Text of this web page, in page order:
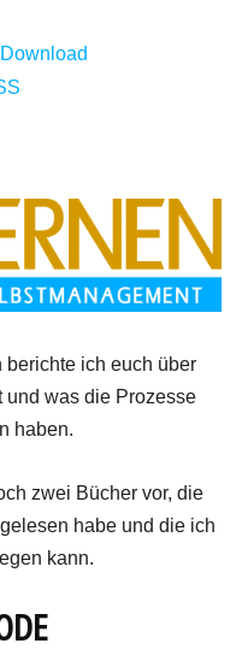
Download
berichte ich euch über
und was die Prozesse
haben.
zwei Bücher vor, die
habe und die ich
kann.